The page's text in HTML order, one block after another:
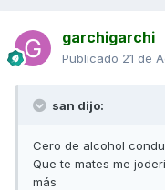
garchigarchi
Publicado 21 de
san dijo:
Cero de alcohol
Que te mates me
más